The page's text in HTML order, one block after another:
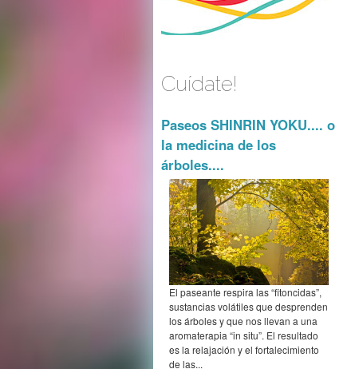
Cuídate!
Paseos SHINRIN YOKU.... o
la medicina de los
árboles....
El paseante respira las “fitoncidas”,
sustancias volátiles que desprenden
los árboles y que nos llevan a una
aromaterapia “in situ”. El resultado
es la relajación y el fortalecimiento
de las...